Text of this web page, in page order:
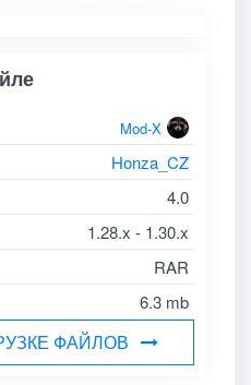
Mod-X
Honza_CZ
4.0
1.28.x - 1.30.x
RAR
6.3 mb
ФАЙЛОВ